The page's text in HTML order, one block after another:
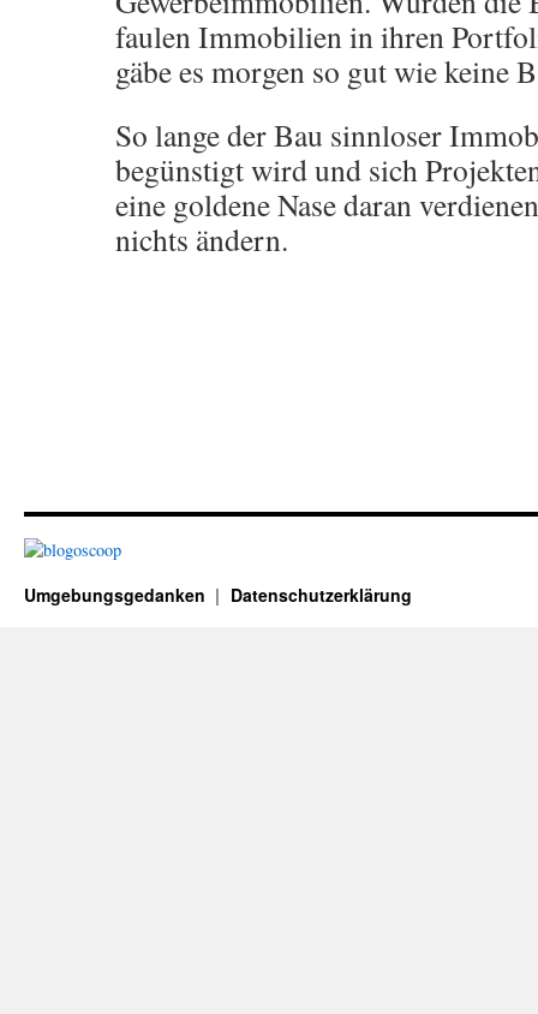
faulen Immobilien in ihren
gäbe es morgen so gut wie keine
So lange der Bau sinnloser
begünstigt wird und sich
eine goldene Nase daran
nichts ändern.
Umgebungsgedanken Datenschutzerklärung